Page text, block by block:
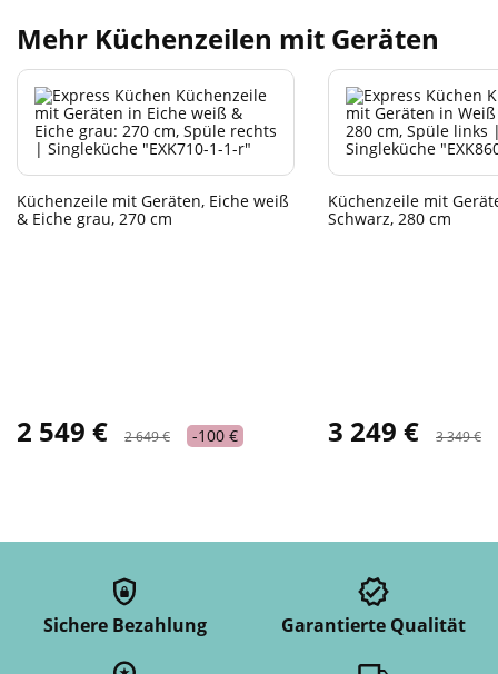
Mehr Küchenzeilen mit Geräten
Küchenzeile mit Geräten, Eiche weiß
& Eiche grau, 270 cm
2 549 € 2 649 € -100 €
Küchenzeile mit
Schwarz, 280 cm
3 249 € 3 349 €
Sichere Bezahlung Garantierte Qualität